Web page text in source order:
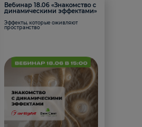
Вебинар 18.06 «Знакомство с
динамическими эффектами»
Эффекты, которые оживляют
пространство